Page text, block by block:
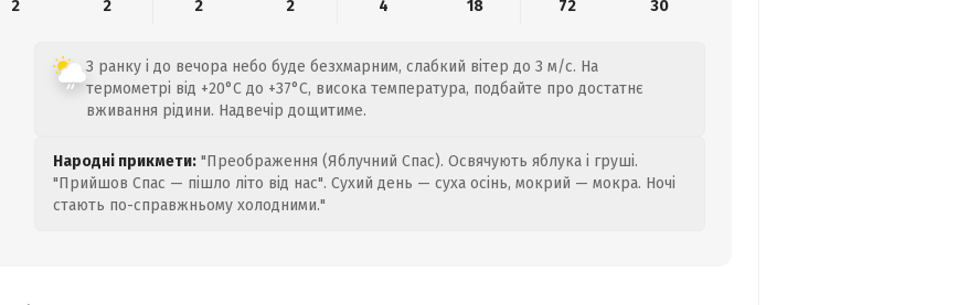
2
2 2 2 4 18 72 30
З ранку і до вечора небо буде безхмарним, слабкий вітер до 3 м/с. На
термометрі від +20°C до +37°C, висока температура, подбайте про достатнє
вживання рідини. Надвечір дощитиме.
Народні прикмети: "Преображення (Яблучний Спас). Освячують яблука і груші.
"Прийшов Спас — пішло літо від нас". Сухий день — суха осінь, мокрий — мокра. Ночі
стають по-справжньому холодними."